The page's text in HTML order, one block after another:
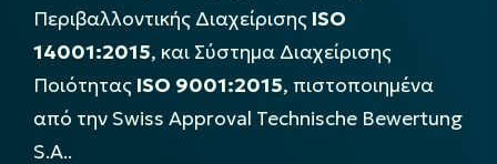
Περιβαλλοντικής Διαχείρισης ISO
14001:2015, και Σύστημα Διαχείρισης
Ποιότητας ISO 9001:2015, πιστοποιημένα
από την Swiss Approval Technische Bewertung
S.A..